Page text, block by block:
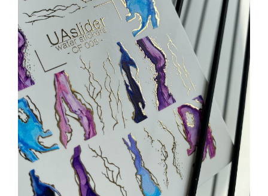
Kontakt
Kundenbewertungen
Über uns